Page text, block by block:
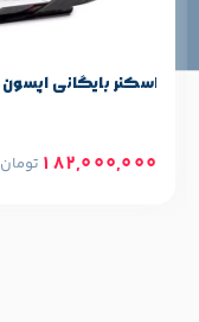
اسکنر بایگانی اپسون EPSON مدل DS-870
182,000,000 تومان